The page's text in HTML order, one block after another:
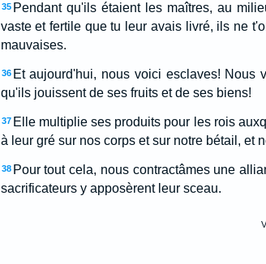
35 Pendant qu'ils étaient les maîtres, au
vaste et fertile que tu leur avais livré, ils ne
mauvaises.
36 Et aujourd'hui, nous voici esclaves!
qu'ils jouissent de ses fruits et de ses biens!
37 Elle multiplie ses produits pour les rois
à leur gré sur nos corps et sur notre bétail, et
38 Pour tout cela, nous contractâmes une
sacrificateurs y apposèrent leur sceau.